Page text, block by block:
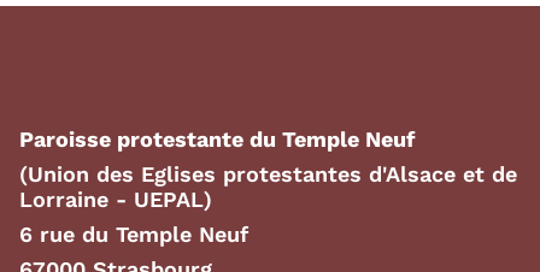
Paroisse protestante du Temple Neuf
(Union des Eglises protestantes d'Alsace et de
Lorraine - UEPAL)
6 rue du Temple Neuf